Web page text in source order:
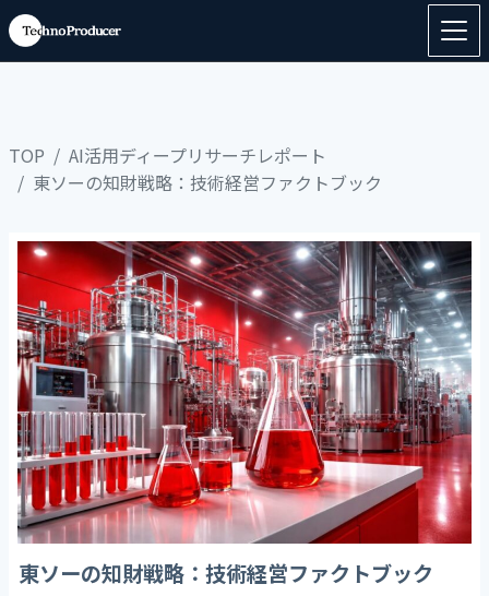
TOP
AI活用ディープリサーチレポート
東ソーの知財戦略：技術経営ファクトブック
東ソーの知財戦略：技術経営ファクトブック